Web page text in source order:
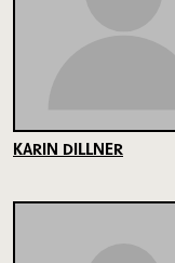
KARIN DILLNER